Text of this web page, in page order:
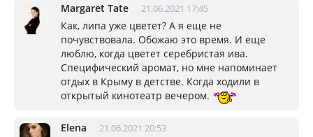
Margaret Tate 21.06.2021 17:45
Как, липа уже цветет? А я еще не
почувствовала. Обожаю это время. И еще
люблю, когда цветет серебристая ива.
Специфический аромат, но мне напоминает
отдых в Крыму в детстве. Когда ходили в
открытый кинотеатр вечером.
Elena 21.06.2021 20:53